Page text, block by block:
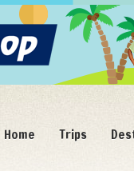
Home Trips